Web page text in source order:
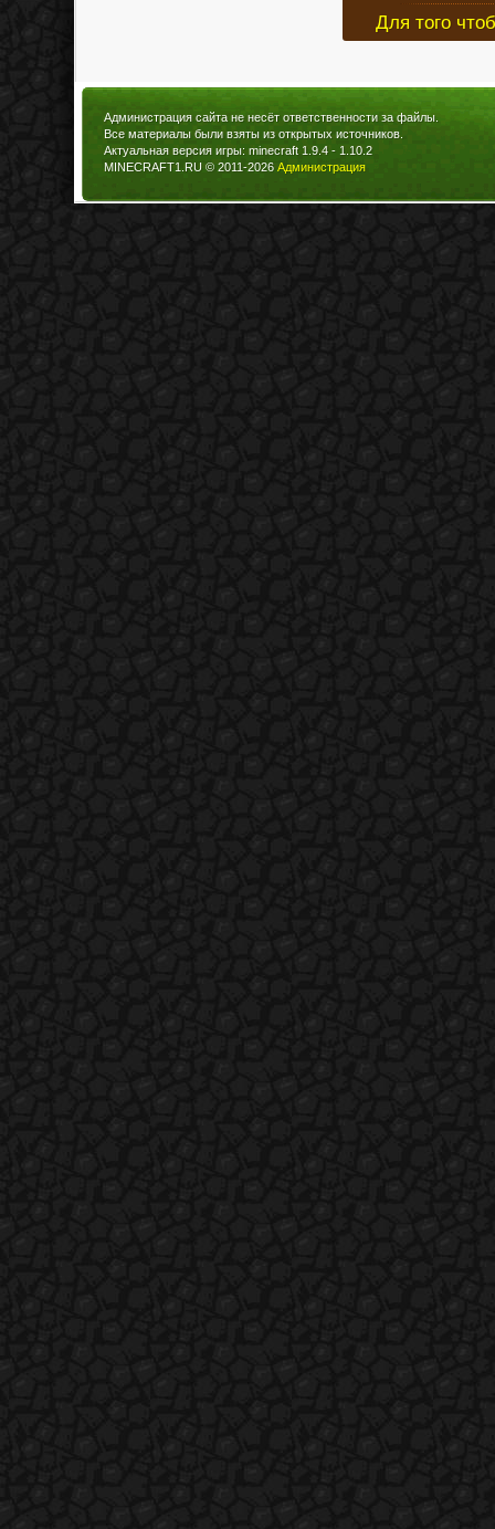
Для того
Администрация сайта не несёт ответственности за файлы.
Все материалы были взяты из открытых источников.
Актуальная версия игры: minecraft 1.9.4 - 1.10.2
MINECRAFT1.RU © 2011-2026 Администрация